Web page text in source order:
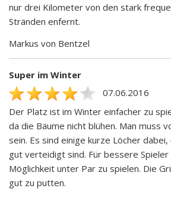
nur drei Kilometer von den stark
Stränden enfernt.
Markus von Bentzel
Super im Winter
07.06.2016
Der Platz ist im Winter einfacher zu
da die Bäume nicht blühen. Man muss
sein. Es sind einige kurze Löcher
gut verteidigt sind. Für bessere
Möglichkeit unter Par zu spielen. Die
gut zu putten.